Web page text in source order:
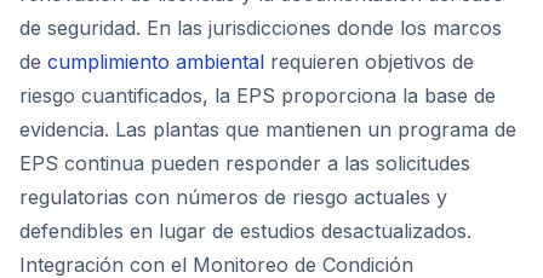
de seguridad. En las jurisdicciones donde los marcos
de cumplimiento ambiental requieren objetivos de
riesgo cuantificados, la EPS proporciona la base de
evidencia. Las plantas que mantienen un programa de
EPS continua pueden responder a las solicitudes
regulatorias con números de riesgo actuales y
defendibles en lugar de estudios desactualizados.
Integración con el Monitoreo de Condición